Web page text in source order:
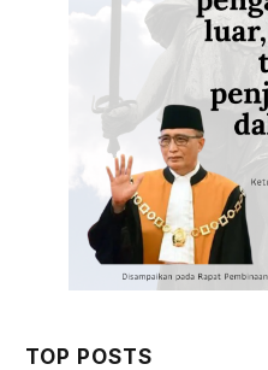
TOP POSTS